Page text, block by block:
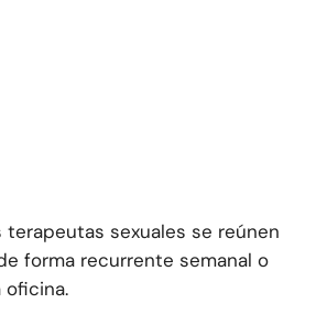
terapeutas sexuales se reúnen
forma recurrente semanal o
oficina.